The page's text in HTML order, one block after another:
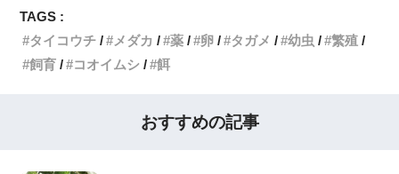
TAGS :
タイコウチ
メダカ 薬 卵 タガメ 幼虫
繁殖
飼育
コオイムシ 餌
おすすめの記事